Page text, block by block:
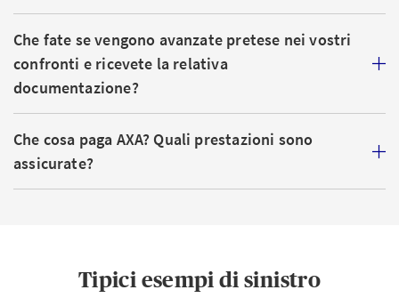
Che fate se vengono avanzate pretese nei vostri
confronti e ricevete la relativa
documentazione?
Che cosa paga AXA? Quali prestazioni sono
assicurate?
Tipici esempi di sinistro